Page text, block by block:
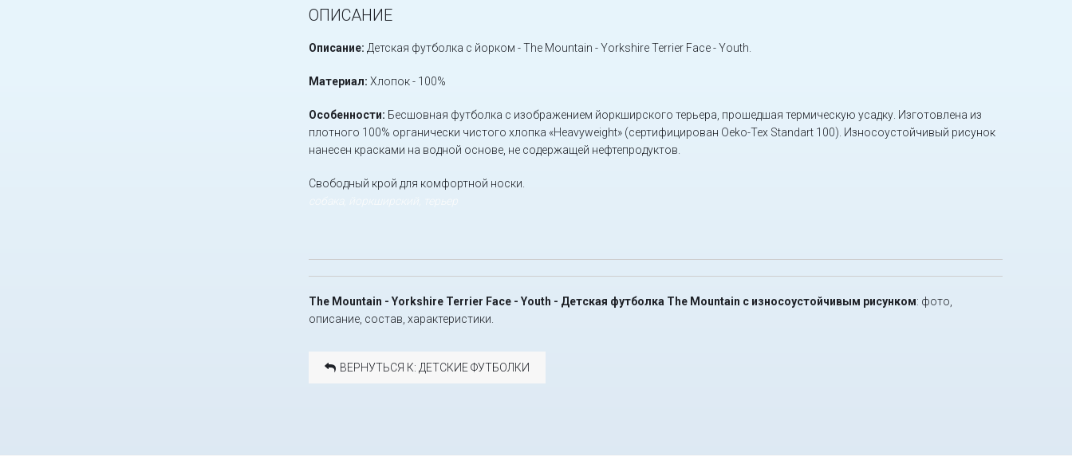
ОПИСАНИЕ
Описание: Детская футболка с йорком - The Mountain - Yorkshire Terrier Face - Youth.
Материал: Хлопок - 100%
Особенности: Бесшовная футболка с изображением йоркширского терьера, прошедшая термическую усадку. Изготовлена из
плотного 100% органически чистого хлопка «Heavyweight» (сертифицирован Oeko-Tex Standart 100). Износоустойчивый рисунок
нанесен красками на водной основе, не содержащей нефтепродуктов.
Свободный крой для комфортной носки.
собака, йоркширский, терьер
The Mountain - Yorkshire Terrier Face - Youth - Детская футболка The Mountain с износоустойчивым рисунком: фото,
описание, состав, характеристики.
ВЕРНУТЬСЯ К: ДЕТСКИЕ ФУТБОЛКИ